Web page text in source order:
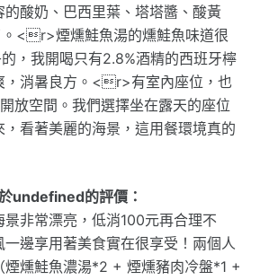
酸奶、巴西里葉、塔塔醬、酸黃
。<r>煙燻鮭魚湯的燻鮭魚味道很
，我開喝只有2.8%酒精的西班牙檸
，消暑良方。<r>有室內座位，也
放空間。我們選擇坐在露天的座位
，看著美麗的海景，這用餐環境真的
undefined的評價：
非常漂亮，低消100元再合理不
邊享用著美食實在很享受！兩個人
煙燻鮭魚濃湯*2 + 煙燻豬肉冷盤*1 +